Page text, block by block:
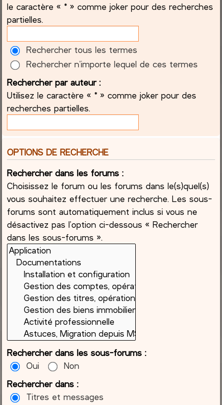
le caractère « * » comme joker pour des recherches
partielles.
Rechercher tous les termes
Rechercher n’importe lequel de ces termes
Rechercher par auteur :
Utilisez le caractère « * » comme joker pour des
recherches partielles.
OPTIONS DE RECHERCHE
Rechercher dans les forums :
Choisissez le forum ou les forums dans le(s)quel(s)
vous souhaitez effectuer une recherche. Les sous-
forums sont automatiquement inclus si vous ne
désactivez pas l’option ci-dessous « Rechercher
dans les sous-forums ».
Rechercher dans les sous-forums :
Oui
Non
Rechercher dans :
Titres et messages